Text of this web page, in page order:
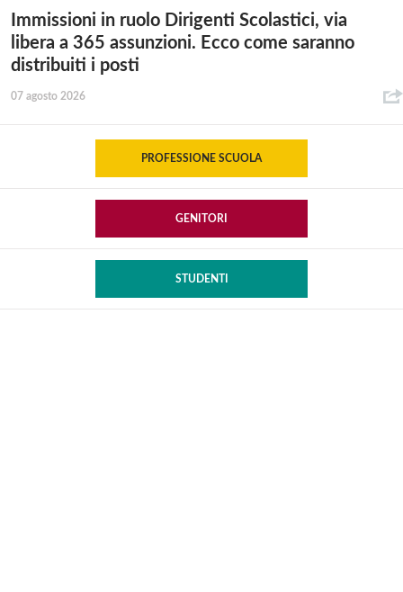
Immissioni in ruolo Dirigenti Scolastici, via
libera a 365 assunzioni. Ecco come saranno
distribuiti i posti
07 agosto 2026
PROFESSIONE SCUOLA
GENITORI
STUDENTI